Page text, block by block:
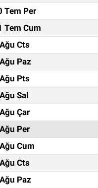
Tem Per
Tem Cum
Cts
Paz
Pts
Sal
Çar
Per
Cum
Cts
Paz